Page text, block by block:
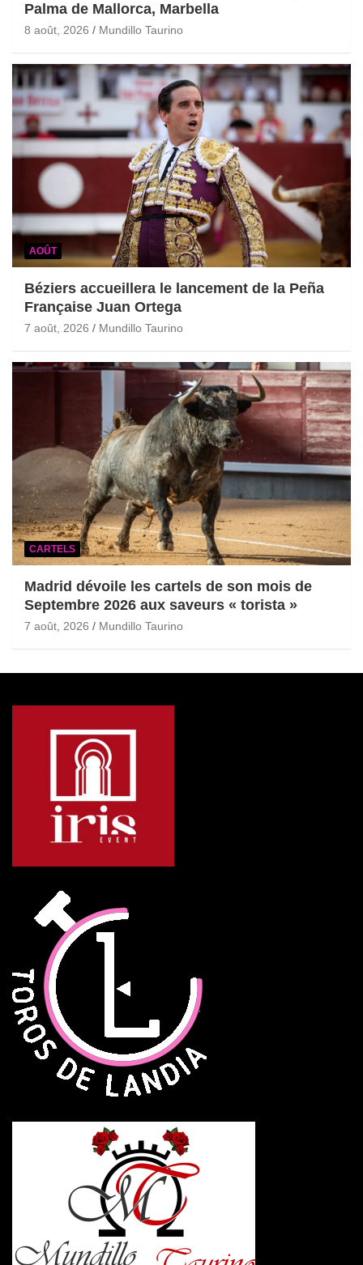
Palma de Mallorca, Marbella
8 août, 2026 Mundillo Taurino
AOÛT
Béziers accueillera le lancement de la Peña
Française Juan Ortega
7 août, 2026 Mundillo Taurino
CARTELS
Madrid dévoile les cartels de son mois de
Septembre 2026 aux saveurs « torista »
7 août, 2026 Mundillo Taurino